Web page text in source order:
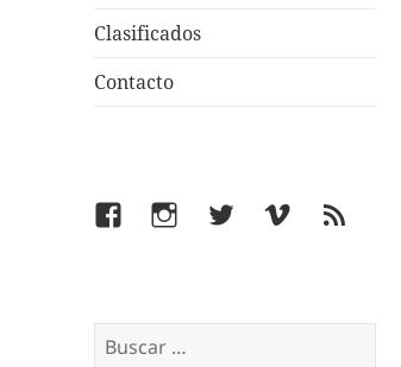
Clasificados
Contacto
FacebookInstagramTwitterVimeoFeed
Buscar: